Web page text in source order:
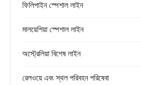
ফিলিপাইন স্পেশাল লাইন
মালয়েশিয়া স্পেশাল লাইন
অস্ট্রেলিয়া বিশেষ লাইন
রেলওয়ে এবং স্থল পরিবহন পরিষেবা